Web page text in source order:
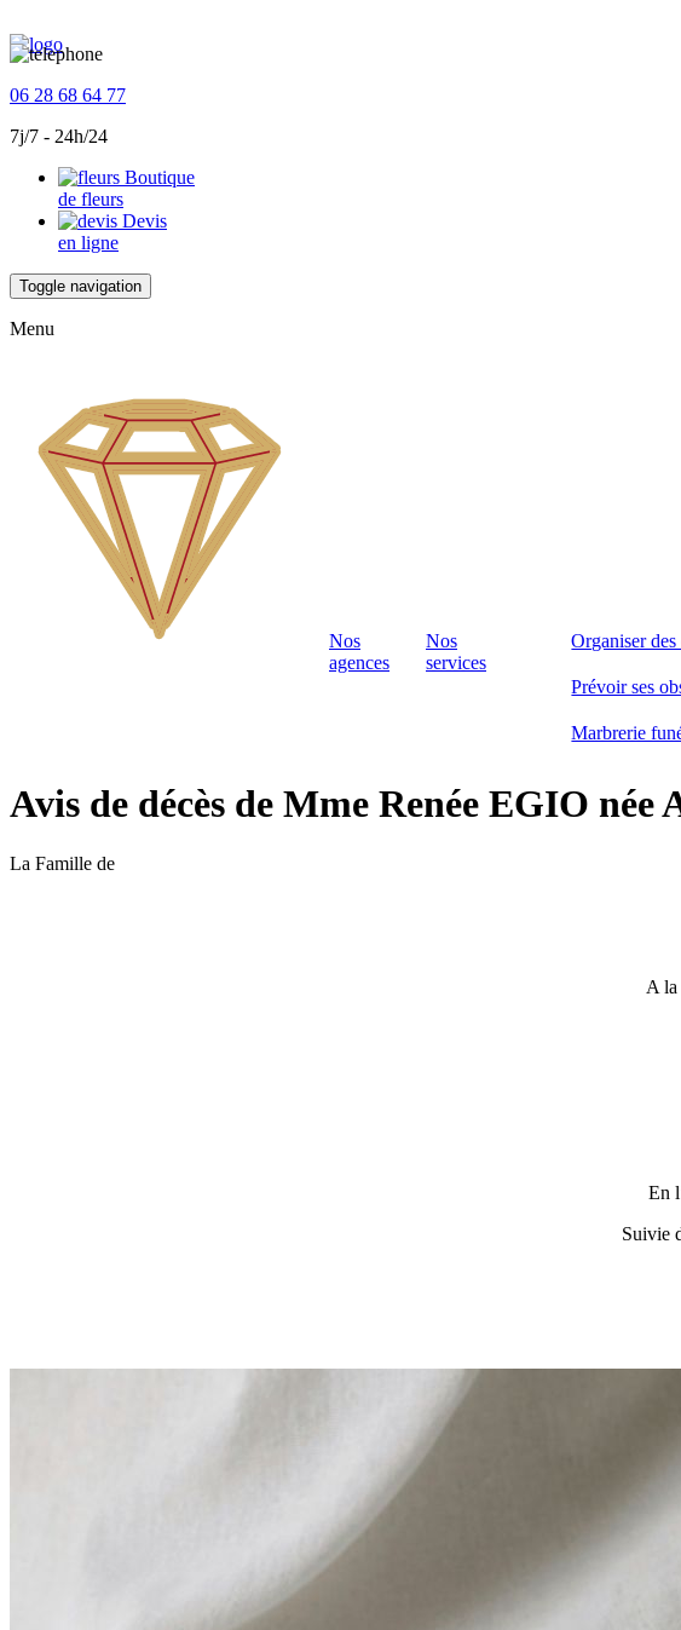
06 28 68 64 77
7j/7 - 24h/24
Boutique
de fleurs
Devis
en ligne
Toggle navigation
Menu
Nos
agences
Nos
services
Organiser des
Prévoir ses
Marbrerie
Avis de décès de Mme Renée EGIO née
La Famille de
A la
En
Suivie